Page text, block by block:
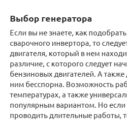
Выбор генератора
Если вы не знаете, как
сварочного инвертора, то
двигателя, который в нем
различие, с которого следует
бензиновых двигателей. А также
ним бесспорна. Возможность
температурах, а также
популярным вариантом. Но если
проводить длительные работы,